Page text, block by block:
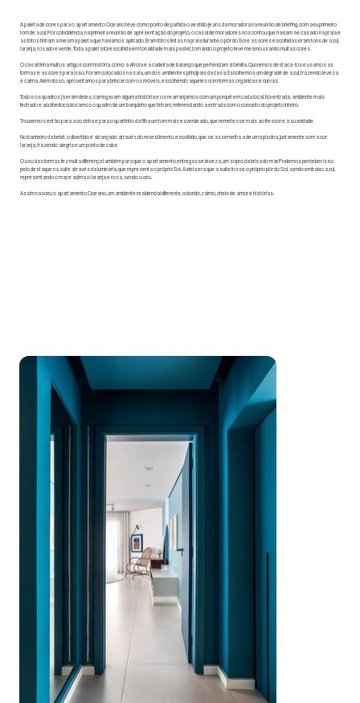
A paleta de cores para o apartamento Oceano teve como ponto de partida o vestido jeans da moradora na reunião de briefing, com seu primeiro
tom de azul. Por coincidência, na primeira reunião de apresentação do projeto, o casal de moradores nos contou que haviam se casado na praia e
as fotos tinham a mesma paleta que havíamos aplicado. Eram fotos feitas na praia durante o pôr do Sol e as cores escolhidas eram tons de azul,
laranja, rosado e verde. Toda a paleta foi escolhida em tonalidade mais pastel, tornando o projeto leve mesmo usando muitas cores.
O casal tinha muitos artigos com história, como a vitrola e a cadeira de balanço que pertenciam à família. Quisemos destacá-los e usamos as
formas e as cores para isso. Foram colocados na sala, um dos ambientes principais da casa. Escolhemos um degradê de azul, trazendo leveza
e calma. Além disso, aproveitamos para brincar com os móveis, escolhendo aqueles com formas orgânicas e curvas.
Todos os quadros já eram deles, carregavam alguma história e os rearranjamos com um porquê em cada local. Na entrada, ambiente mais
fechado e acolhedor, colocamos o quadro de um barquinho que tinham, referenciando a entrada com o conceito do projeto inteiro.
Trouxemos então para a cozinha e para o quartinho da filha um tom mais esverdeado, que remetesse mais ao frescor e à suavidade.
No banheiro da bebê, o divertido é alcançado através do revestimento escolhido, que se assemelha a de uma piscina, juntamente com a cor
laranja, trazendo alegria e um ponto de calor.
O uso das formas fez muita diferença também para que o apartamento entregasse leveza, um sopro da brisa do mar. Podemos perceber isso
pelo destaque na suíte através da luminária, que representa o próprio Sol. A ideia era que a suíte fosse o próprio pôr do Sol, sendo embaixo azul,
representando o mar, e acima o laranja e rosa, sendo o céu.
Assim nasceu o apartamento Oceano, um ambiente residencial diferente, colorido, calmo, cheio de amor e histórias.